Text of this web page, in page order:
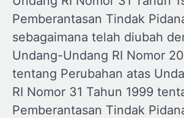
Pemberantasan Tindak
sebagaimana telah diubah
Undang-Undang RI Nomor
tentang Perubahan atas
RI Nomor 31 Tahun 1999
Pemberantasan Tindak